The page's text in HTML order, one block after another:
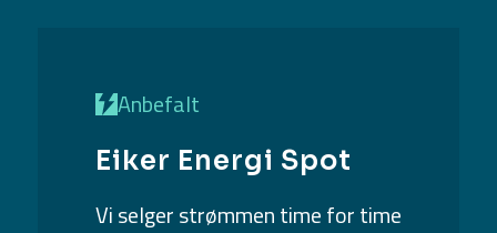
Anbefalt
Eiker Energi Spot
Vi selger strømmen time for time